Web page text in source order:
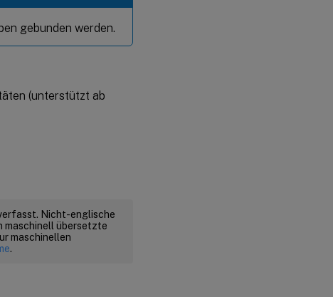
gebunden werden.
(unterstützt ab
Nicht-englische
maschinell übersetzte
maschinellen
.